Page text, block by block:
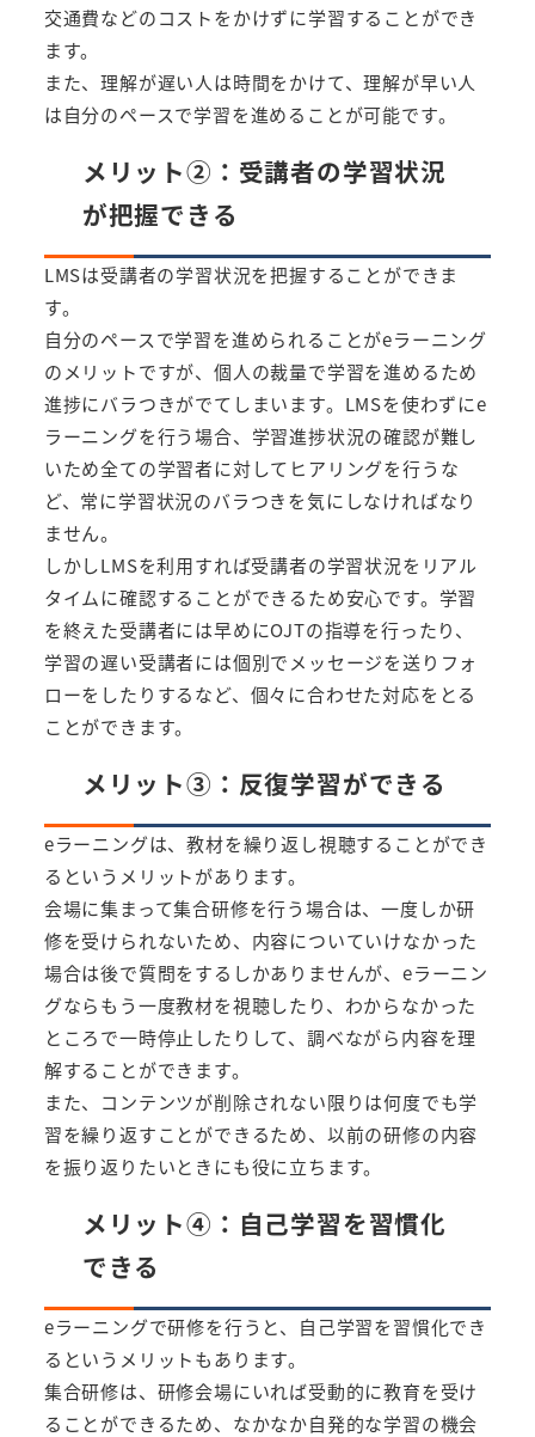
交通費などのコストをかけずに学習することができ
ます。
また、理解が遅い人は時間をかけて、理解が早い人
は自分のペースで学習を進めることが可能です。
メリット②：受講者の学習状況
が把握できる
LMSは受講者の学習状況を把握することができま
す。
自分のペースで学習を進められることがeラーニング
のメリットですが、個人の裁量で学習を進めるため
進捗にバラつきがでてしまいます。LMSを使わずにe
ラーニングを行う場合、学習進捗状況の確認が難し
いため全ての学習者に対してヒアリングを行うな
ど、常に学習状況のバラつきを気にしなければなり
ません。
しかしLMSを利用すれば受講者の学習状況をリアル
タイムに確認することができるため安心です。学習
を終えた受講者には早めにOJTの指導を行ったり、
学習の遅い受講者には個別でメッセージを送りフォ
ローをしたりするなど、個々に合わせた対応をとる
ことができます。
メリット③：反復学習ができる
eラーニングは、教材を繰り返し視聴することができ
るというメリットがあります。
会場に集まって集合研修を行う場合は、一度しか研
修を受けられないため、内容についていけなかった
場合は後で質問をするしかありませんが、eラーニン
グならもう一度教材を視聴したり、わからなかった
ところで一時停止したりして、調べながら内容を理
解することができます。
また、コンテンツが削除されない限りは何度でも学
習を繰り返すことができるため、以前の研修の内容
を振り返りたいときにも役に立ちます。
メリット④：自己学習を習慣化
できる
eラーニングで研修を行うと、自己学習を習慣化でき
るというメリットもあります。
集合研修は、研修会場にいれば受動的に教育を受け
ることができるため、なかなか自発的な学習の機会